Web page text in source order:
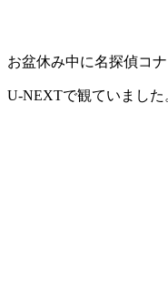
お盆休み中に名探偵コ
U-NEXTで観ていました